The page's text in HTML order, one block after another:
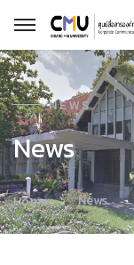
NEWS
News
Home News